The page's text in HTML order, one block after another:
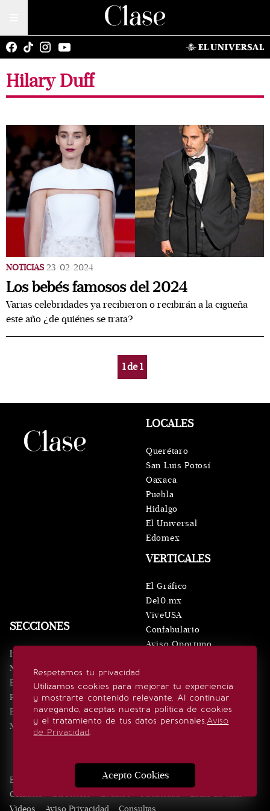
Hilary Duff
NOTICIAS 23/02/2024
Los bebés famosos del 2024
Varias celebridades ya recibieron o recibirán a la cigüeña
este año ¿de quiénes se trata?
1de1
Respetamos tu privacidad
Utilizamos cookies para mejorar tu experiencia
y mostrarte contenido relevante. Al continuar
navegando, aceptas nuestra política de cookies
y el tratamiento de tus datos personales.Aviso
de Privacidad.
Acepto Cookies
SECCIONES
Inicio
Noticias
Eventos
Realeza
Estilo de vida
Minuto x Minuto
VERTICALES
El Gráfico
De10.mx
ViveUSA
Confabulario
Aviso Oportuno
LOCALES
Querétaro
San Luis Potosí
Oaxaca
Puebla
Hidalgo
El Universal
Edomex
SÍGUENOS
Edición Impresa Noticias Quiénes somos
Contacto
Directorio Eventos Publicidad
Estilo de vida
Videos
Aviso Privacidad Consultas